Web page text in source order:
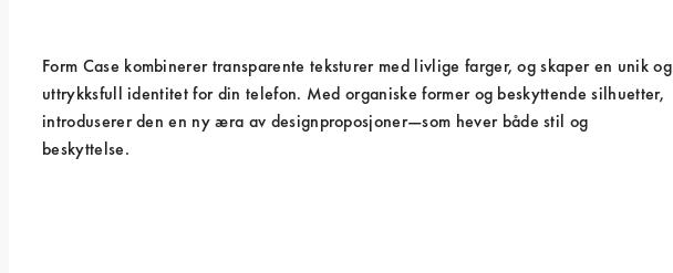
Form Case kombinerer transparente teksturer med livlige farger, og skaper en unik og
uttrykksfull identitet for din telefon. Med organiske former og beskyttende silhuetter,
introduserer den en ny æra av designproposjoner—som hever både stil og
beskyttelse.